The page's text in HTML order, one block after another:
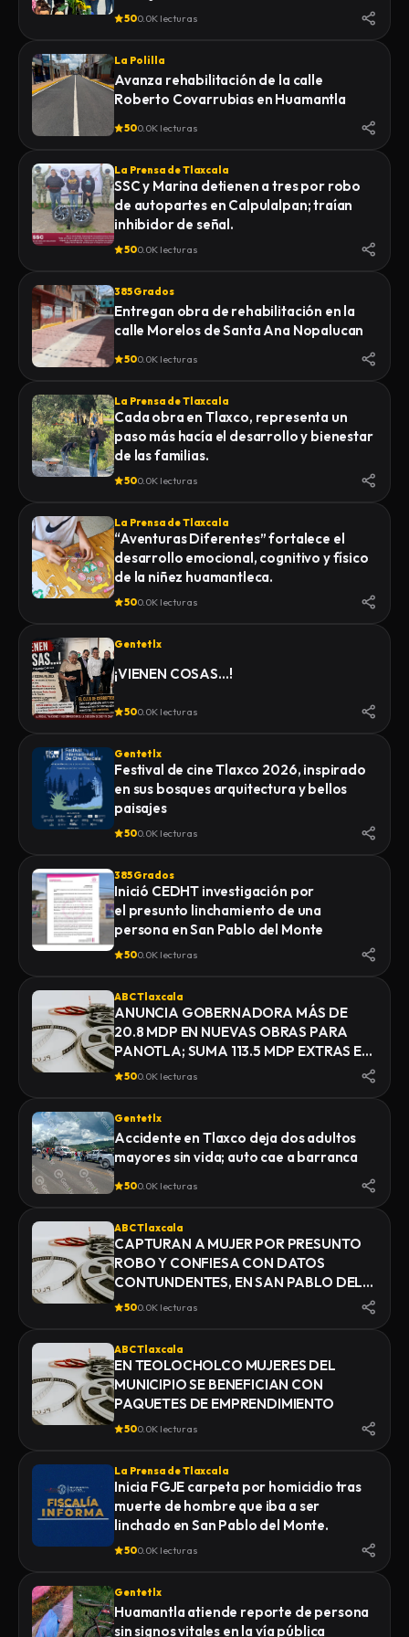
500.0K lecturas
La Polilla
Avanza rehabilitación de la calle
Roberto Covarrubias en Huamantla
500.0K lecturas
La Prensa de Tlaxcala
SSC y Marina detienen a tres por robo
de autopartes en Calpulalpan; traían
inhibidor de señal.
500.0K lecturas
385 Grados
Entregan obra de rehabilitación en la
calle Morelos de Santa Ana Nopalucan
500.0K lecturas
La Prensa de Tlaxcala
Cada obra en Tlaxco, representa un
paso más hacía el desarrollo y bienestar
de las familias.
500.0K lecturas
La Prensa de Tlaxcala
“Aventuras Diferentes” fortalece el
desarrollo emocional, cognitivo y físico
de la niñez huamantleca.
500.0K lecturas
Gentetlx
¡VIENEN COSAS…!
500.0K lecturas
Gentetlx
Festival de cine Tlaxco 2026, inspirado
en sus bosques arquitectura y bellos
paisajes
500.0K lecturas
385 Grados
Inició CEDHT investigación por
el presunto linchamiento de una
500.0K lecturas
ABC Tlaxcala
ANUNCIA GOBERNADORA MÁS DE
20.8 MDP EN NUEVAS OBRAS PARA
PANOTLA; SUMA 113.5 MDP EXTRAS EN
INFRAESTRUCTURA
500.0K lecturas
Gentetlx
Accidente en Tlaxco deja dos adultos
mayores sin vida; auto cae a barranca
500.0K lecturas
ABC Tlaxcala
CAPTURAN A MUJER POR PRESUNTO
ROBO Y CONFIESA CON DATOS
CONTUNDENTES, EN SAN PABLO DEL
MONTE
500.0K lecturas
ABC Tlaxcala
EN TEOLOCHOLCO MUJERES DEL
MUNICIPIO SE BENEFICIAN CON
PAQUETES DE EMPRENDIMIENTO
500.0K lecturas
La Prensa de Tlaxcala
Inicia FGJE carpeta por homicidio tras
muerte de hombre que iba a ser
linchado en San Pablo del Monte.
500.0K lecturas
Gentetlx
Huamantla atiende reporte de persona
sin signos vitales en la vía pública